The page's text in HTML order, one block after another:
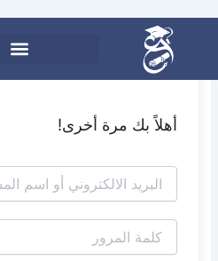
المحتوى
أهلاً بك مرة أخرى!